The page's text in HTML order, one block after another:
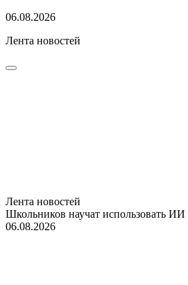
06.08.2026
Лента новостей
Лента новостей
Школьников научат использовать ИИ
06.08.2026